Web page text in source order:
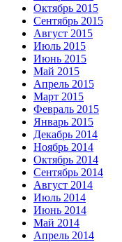
Октябрь 2015
Сентябрь 2015
Август 2015
Июль 2015
Июнь 2015
Май 2015
Апрель 2015
Март 2015
Февраль 2015
Январь 2015
Декабрь 2014
Ноябрь 2014
Октябрь 2014
Сентябрь 2014
Август 2014
Июль 2014
Июнь 2014
Май 2014
Апрель 2014